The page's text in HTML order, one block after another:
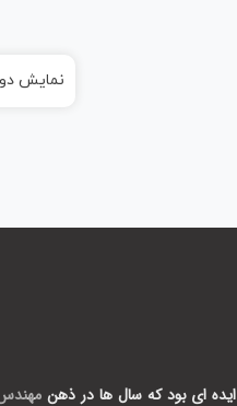
نمایش
ایده ای بود که سال ها در ذهن